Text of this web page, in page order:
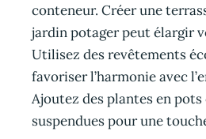
conteneur. Créer une
jardin potager peut élargir
Utilisez des revêtements
favoriser l’harmonie avec
Ajoutez des plantes en
suspendues pour une